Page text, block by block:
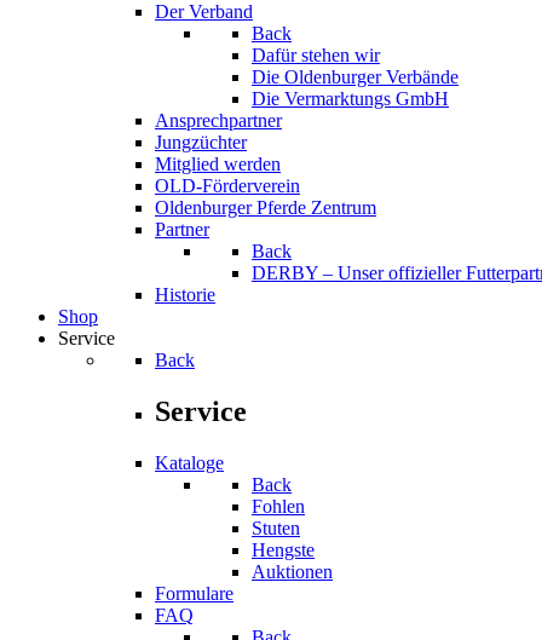
Der Verband
Back
Dafür stehen wir
Die Oldenburger Verbände
Die Vermarktungs GmbH
Ansprechpartner
Jungzüchter
Mitglied werden
OLD-Förderverein
Oldenburger Pferde Zentrum
Partner
Back
DERBY – Unser offizieller
Historie
Shop
Service
Back
Service
Kataloge
Back
Fohlen
Stuten
Hengste
Auktionen
Formulare
FAQ